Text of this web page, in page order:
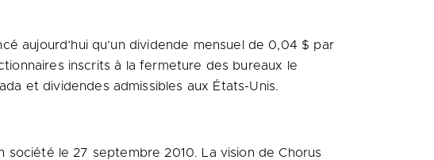
aujourd’hui qu’un dividende mensuel de 0,04 $ par
inscrits à la fermeture des bureaux le
et dividendes admissibles aux États-Unis.
société le 27 septembre 2010. La vision de Chorus